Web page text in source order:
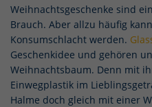
Weihnachtsgeschenke sind
Brauch. Aber allzu häufig
Konsumschlacht werden.
Geschenkidee und gehören
Weihnachtsbaum. Denn mit
Einwegplastik im
Halme doch gleich mit einer
aus dem Netzwerk
Cookie-